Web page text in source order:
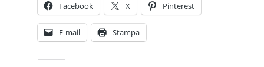
Facebook X Pinterest
E-mail Stampa